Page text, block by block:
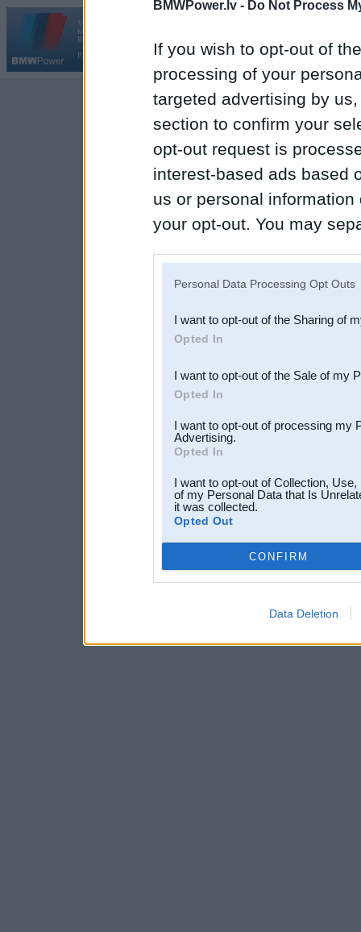
BMWPower.lv - Do Not Process
If you wish to opt-out of
processing of your
targeted advertising by
section to confirm your
opt-out request is
interest-based ads based
us or personal
your opt-out. You may
Downstream Participants
third parties.
Personal Data Processing Opt Outs
I want to opt-out of the Sharing of
Opted In
I want to opt-out of the Sale of my
Opted In
I want to opt-out of processing my
Advertising.
Opted In
I want to opt-out of Collection,
of my Personal Data that Is
it was collected.
Opted Out
CONFIRM
Data Deletion
Vortāls BMWPower.lv darbojas
kopš 2002. gada 14. maija. Tas nav auto klubs un nav saistīts ar
BMW AG.
Par BMWPower
Kontakti |Reklāma